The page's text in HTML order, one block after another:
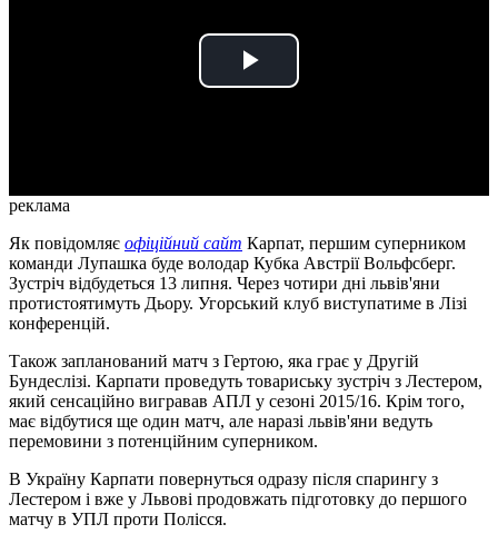
Play
реклама
Як повідомляє офіційний сайт Карпат, першим суперником
команди Лупашка буде володар Кубка Австрії Вольфсберг.
Зустріч відбудеться 13 липня. Через чотири дні львів'яни
протистоятимуть Дьору. Угорський клуб виступатиме в Лізі
конференцій.
Також запланований матч з Гертою, яка грає у Другій
Бундеслізі. Карпати проведуть товариську зустріч з Лестером,
який сенсаційно вигравав АПЛ у сезоні 2015/16. Крім того,
має відбутися ще один матч, але наразі львів'яни ведуть
перемовини з потенційним суперником.
В Україну Карпати повернуться одразу після спарингу з
Лестером і вже у Львові продовжать підготовку до першого
матчу в УПЛ проти Полісся.